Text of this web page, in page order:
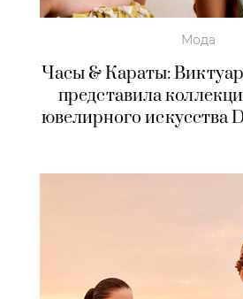
Мода
Часы & Караты:
представила
ювелирного искусства